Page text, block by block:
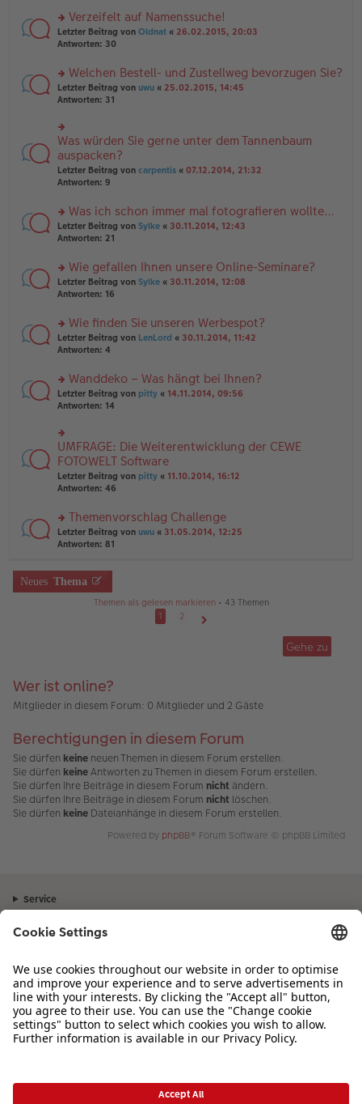
g
e
n
er
tr
a
g
n
g
el
e
n
er
tr
a
g
rs
te
n
g
el
e
n
er
B
ei
tr
g
Verzeifelt auf Namenssuche!
Letzter Beitrag von Oldnat « 26.02.2015, 20:03
Antworten: 30
rs
te
u
n
g
el
es
e
er
B
ei
tr
g
Welchen Bestell- und Zustellweg bevorzugen Sie?
Letzter Beitrag von uwu « 25.02.2015, 14:45
Antworten: 31
rs
te
r
u
n
el
es
e
B
ei
tr
g
Was würden Sie gerne unter dem Tannenbaum
auspacken?
Letzter Beitrag von carpentis « 07.12.2014, 21:32
Antworten: 9
rs
te
n
g
el
e
n
er
tr
a
g
Was ich schon immer mal fotografieren wollte…
Letzter Beitrag von Sylke « 30.11.2014, 12:43
Antworten: 21
rs
te
n
g
el
e
n
er
tr
a
g
Wie gefallen Ihnen unsere Online-Seminare?
Letzter Beitrag von Sylke « 30.11.2014, 12:08
Antworten: 16
rs
te
n
g
el
e
n
er
B
ei
tr
g
Wie finden Sie unseren Werbespot?
Letzter Beitrag von LenLord « 30.11.2014, 11:42
Antworten: 4
rs
te
u
n
g
el
es
e
er
B
ei
tr
g
Wanddeko – Was hängt bei Ihnen?
Letzter Beitrag von pitty « 14.11.2014, 09:56
Antworten: 14
rs
te
r
u
n
el
es
e
B
ei
UMFRAGE: Die Weiterentwicklung der CEWE
FOTOWELT Software
Letzter Beitrag von pitty « 11.10.2014, 16:12
Antworten: 46
rs
te
n
g
tr
a
g
Themenvorschlag Challenge
Letzter Beitrag von uwu « 31.05.2014, 12:25
Antworten: 81
Neues Thema
Themen als gelesen markieren• 43 Themen
1
2
Gehe zu
Wer ist online?
Mitglieder in diesem Forum: 0 Mitglieder und 2 Gäste
Berechtigungen in diesem Forum
Sie dürfen keine neuen Themen in diesem Forum erstellen.
Sie dürfen keineAntworten zu Themen in diesem Forum erstellen.
Sie dürfen Ihre Beiträge in diesem Forum nicht ändern.
Sie dürfen Ihre Beiträge in diesem Forum nicht löschen.
Sie dürfen keine Dateianhänge in diesem Forum erstellen.
Powered by phpBB® Forum Software © phpBB Limited
Service
Sortiment
Inspiration